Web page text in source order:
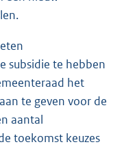
subsidie te hebben
het
te geven voor de
aantal
toekomst keuzes